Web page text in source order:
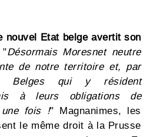
nouvel Etat belge avertit son
"Désormais Moresnet neutre
de notre territoire et, par
Belges qui y résident
à leurs obligations de
fois !" Magnanimes, les
le même droit à la Prusse